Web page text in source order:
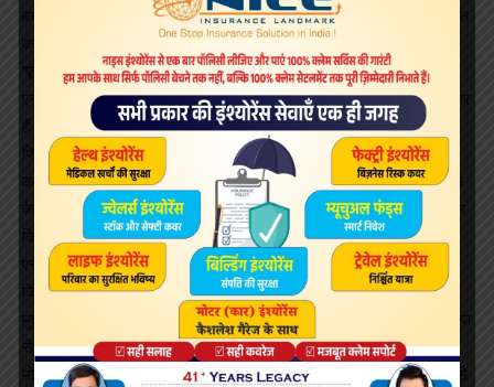
बचाने का कार्य किया है। मैं देश के उन हजारों-लाखों डॉक्टरों का भी आभार व्यक्त
करना चाहूंगा, जो बिना कोई फीस लिए, गर्भवती महिलाओं की जांच कर रहे हैं।
‘एनीमिया बड़ी समस्या’
एनीमिया एक बहुत बड़ी समस्या है। देश में काफी संख्या में लोग एनीमिया के शिकार
हैं। ये बीमारी आयोडीन और आयरन जैसे तत्वों की कमी से होती है। हालांकि
पिछले कुछ वर्षों में आयोडीन युक्त नमक का उपयोग बढ़ा है। अब आप सभी
कार्यकर्ताओं को आयोडीन और आयरन युक्त डबल फोर्टिफाइड नमक के इस्तेमाल
के लिए लोगों को और जागरूक करना पड़ेगा ताकि एनीमिया जैसी बीमारियों को दूर
किया जा सके।
एनीमिया हर वर्ष सिर्फ एक प्रतिशत की दर से घट रही है। सरकार ने तय किया
कि राष्ट्रीय पोषण अभियान के तहत इस गति को तीन गुना किया जाए। एनीमिया
मुक्त भारत के इस संकल्प को आप सभी पूरी ताकत से पूरा करने वाले हैं। एनीमिया
से मुक्ति का मतलब लाखों गर्भवती महिलाओं और बच्चों को जीवन दान।
मोदी ने कहा कि आपको ये भी जानकारी है कि होम बेस्ड न्यूबोर्न केयर के माध्यम से